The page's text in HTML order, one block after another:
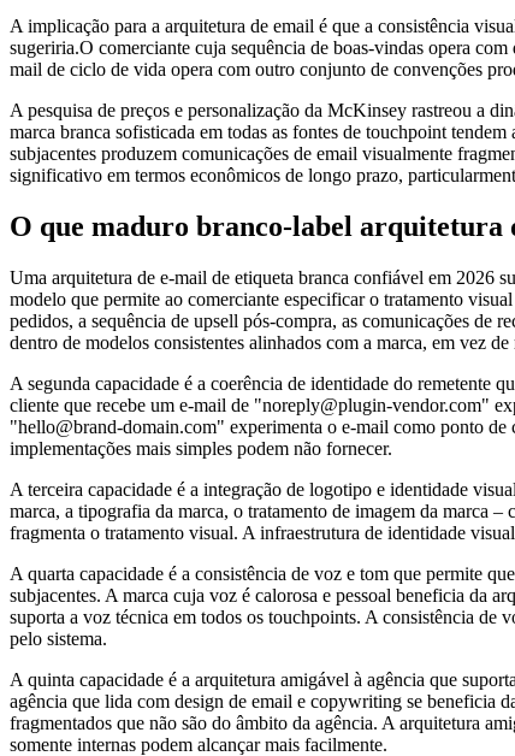
A implicação para a arquitetura de email é que a consistência
sugeriria.O comerciante cuja sequência de boas-vindas opera
mail de ciclo de vida opera com outro conjunto de convenções
A pesquisa de preços e personalização da McKinsey rastreou a
marca branca sofisticada em todas as fontes de touchpoint
subjacentes produzem comunicações de email visualmente
significativo em termos econômicos de longo prazo,
O que maduro branco-label arquitetura
Uma arquitetura de e-mail de etiqueta branca confiável em 2026
modelo que permite ao comerciante especificar o tratamento
pedidos, a sequência de upsell pós-compra, as comunicações de
dentro de modelos consistentes alinhados com a marca, em vez
A segunda capacidade é a coerência de identidade do remetente
cliente que recebe um e-mail de "noreply@plugin-vendor.com"
"hello@brand-domain.com" experimenta o e-mail como ponto de
implementações mais simples podem não fornecer.
A terceira capacidade é a integração de logotipo e identidade
marca, a tipografia da marca, o tratamento de imagem da marca
fragmenta o tratamento visual. A infraestrutura de identidade
A quarta capacidade é a consistência de voz e tom que permite
subjacentes. A marca cuja voz é calorosa e pessoal beneficia da
suporta a voz técnica em todos os touchpoints. A consistência de
pelo sistema.
A quinta capacidade é a arquitetura amigável à agência que
agência que lida com design de email e copywriting se beneficia
fragmentados que não são do âmbito da agência. A arquitetura
somente internas podem alcançar mais facilmente.